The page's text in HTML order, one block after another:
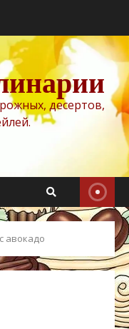
десертов,
авокадо